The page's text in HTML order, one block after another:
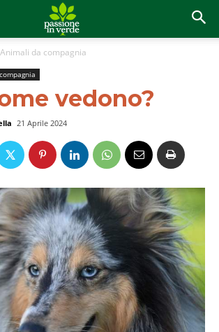
Animali da compagnia
vedono?
21 Aprile 2024